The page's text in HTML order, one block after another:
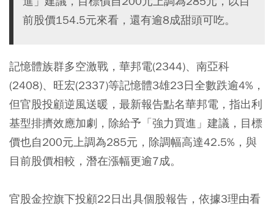
前股價154.5元來看，還有逾8成甜頭可吃。
記憶體族群多空激戰，華邦電(2344)、南亞科
(2408)、旺宏(2337)等記憶體3雄23日全數跌逾4%，
但官股投顧逆風送暖，最新報告點名華邦電，指出利
基型排擠效應加劇，除給予「強力買進」建議，目標
價也自200元上調為285元，除調幅高達42.5%，與
目前股價相較，潛在漲幅更逾7成。
官股金控旗下投顧22日出具個股報告，依據3理由看